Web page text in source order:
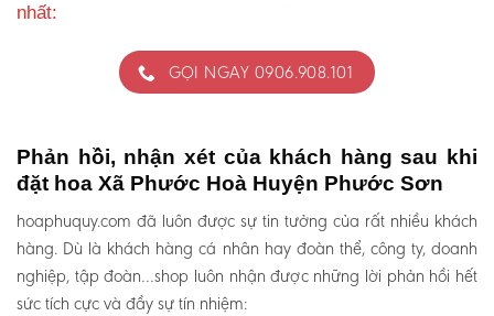
nhất:
GỌI NGAY 0906.908.101
Phản hồi, nhận xét của khách hàng sau khi
đặt hoa Xã Phước Hoà Huyện Phước Sơn
hoaphuquy.com đã luôn được sự tin tưởng của rất nhiều khách
hàng. Dù là khách hàng cá nhân hay đoàn thể, công ty, doanh
nghiệp, tập đoàn…shop luôn nhận được những lời phản hồi hết
sức tích cực và đầy sự tín nhiệm: